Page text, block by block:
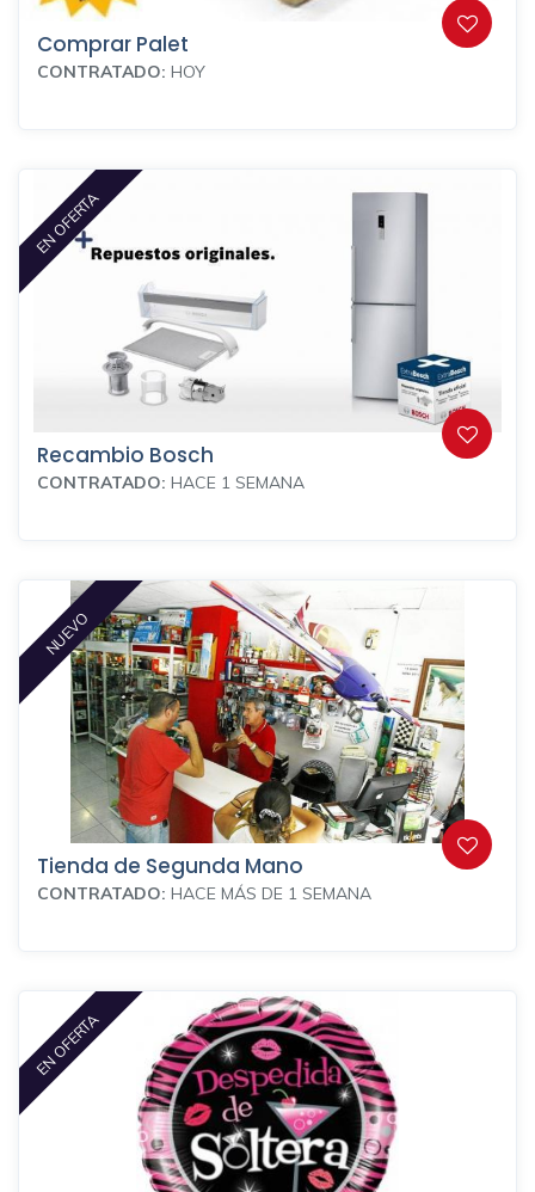
Comprar Palet
CONTRATADO: HOY
EN OFERTA
Recambio Bosch
CONTRATADO: HACE 1 SEMANA
NUEVO
Tienda de Segunda Mano
CONTRATADO: HACE MÁS DE 1 SEMANA
EN OFERTA